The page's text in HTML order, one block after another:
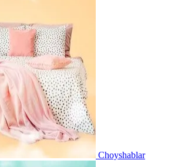
Choyshablar